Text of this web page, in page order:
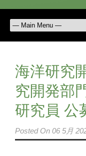
海洋研究
究開発部
研究員
Posted On 06 5月